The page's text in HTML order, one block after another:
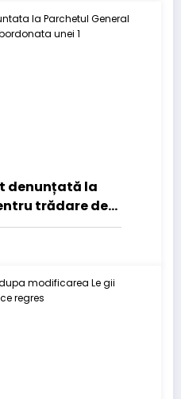
denunțată la
trădare de
unei…